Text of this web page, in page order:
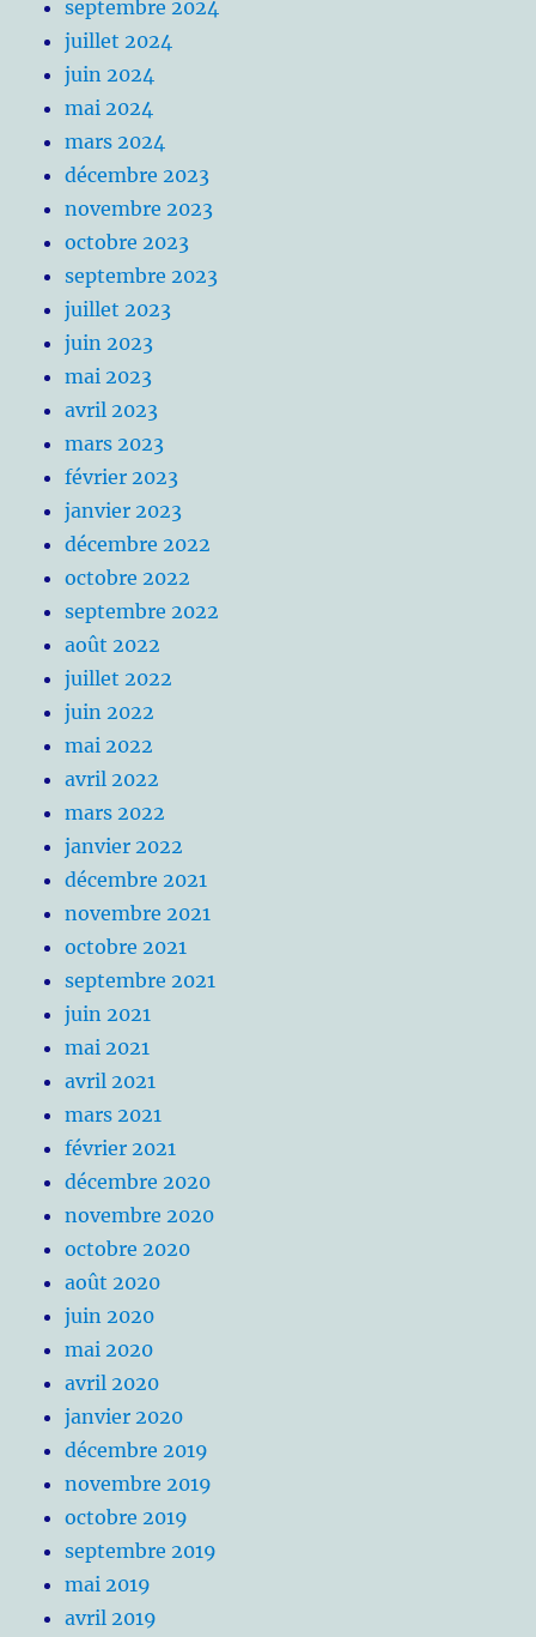
septembre 2024
juillet 2024
juin 2024
mai 2024
mars 2024
décembre 2023
novembre 2023
octobre 2023
septembre 2023
juillet 2023
juin 2023
mai 2023
avril 2023
mars 2023
février 2023
janvier 2023
décembre 2022
octobre 2022
septembre 2022
août 2022
juillet 2022
juin 2022
mai 2022
avril 2022
mars 2022
janvier 2022
décembre 2021
novembre 2021
octobre 2021
septembre 2021
juin 2021
mai 2021
avril 2021
mars 2021
février 2021
décembre 2020
novembre 2020
octobre 2020
août 2020
juin 2020
mai 2020
avril 2020
janvier 2020
décembre 2019
novembre 2019
octobre 2019
septembre 2019
mai 2019
avril 2019